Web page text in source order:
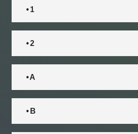
• 1
• 2
• A
• B